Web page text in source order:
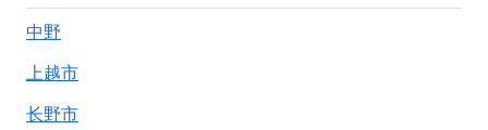
法末自然的家山彦附近的酒店
汤泽町的酒店
赤仓温泉滑雪场附近的酒店
赤倉温泉的酒店
中野
上越市
长野市